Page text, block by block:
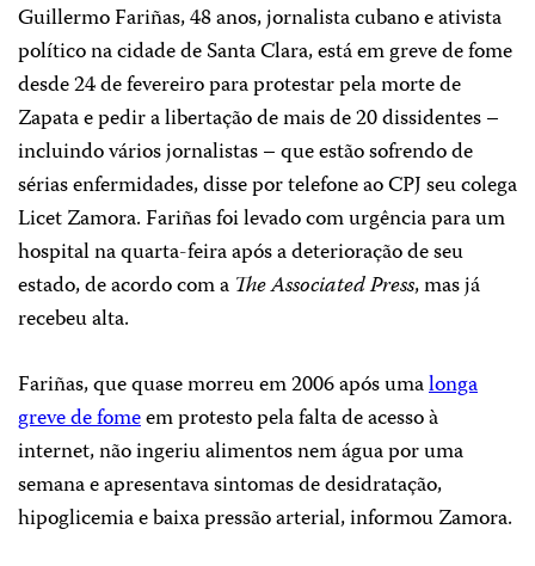
Guillermo Fariñas, 48 anos, jornalista cubano e ativista
político na cidade de Santa Clara, está em greve de fome
desde 24 de fevereiro para protestar pela morte de
Zapata e pedir a libertação de mais de 20 dissidentes –
incluindo vários jornalistas – que estão sofrendo de
sérias enfermidades, disse por telefone ao CPJ seu colega
Licet Zamora. Fariñas foi levado com urgência para um
hospital na quarta-feira após a deterioração de seu
estado, de acordo com a The Associated Press, mas já
recebeu alta.
Fariñas, que quase morreu em 2006 após umalonga
greve de fomeem protesto pela falta de acesso à
internet, não ingeriu alimentos nem água por uma
semana e apresentava sintomas de desidratação,
hipoglicemia e baixa pressão arterial, informou Zamora.